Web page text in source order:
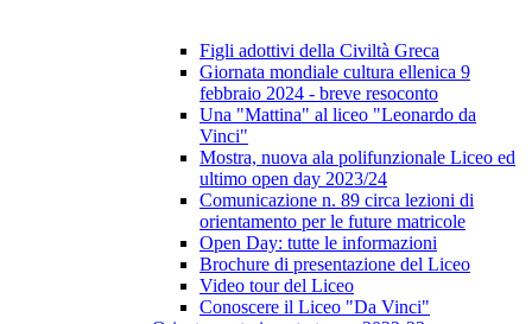
Figli adottivi della Civiltà Greca
Giornata mondiale cultura ellenica 9
febbraio 2024 - breve resoconto
Una "Mattina" al liceo "Leonardo da
Vinci"
Mostra, nuova ala polifunzionale Liceo ed
ultimo open day 2023/24
Comunicazione n. 89 circa lezioni di
orientamento per le future matricole
Open Day: tutte le informazioni
Brochure di presentazione del Liceo
Video tour del Liceo
Conoscere il Liceo "Da Vinci"